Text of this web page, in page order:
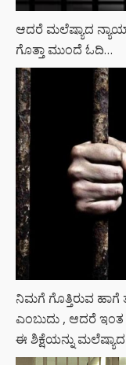
ಆದರೆ ಮಲೆಷ್ಯಾದ
ಗೊತ್ತಾ ಮುಂದೆ ಓದಿ…
ನಿಮಗೆ ಗೊತ್ತಿರುವ ಹಾಗೆ
ಎಂಬುದು , ಆದರೆ ಇಂತ
ಈ ಶಿಕ್ಷೆಯನ್ನು